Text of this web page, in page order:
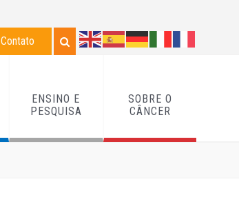
Contato
ENSINO E
PESQUISA
SOBRE O
CÂNCER